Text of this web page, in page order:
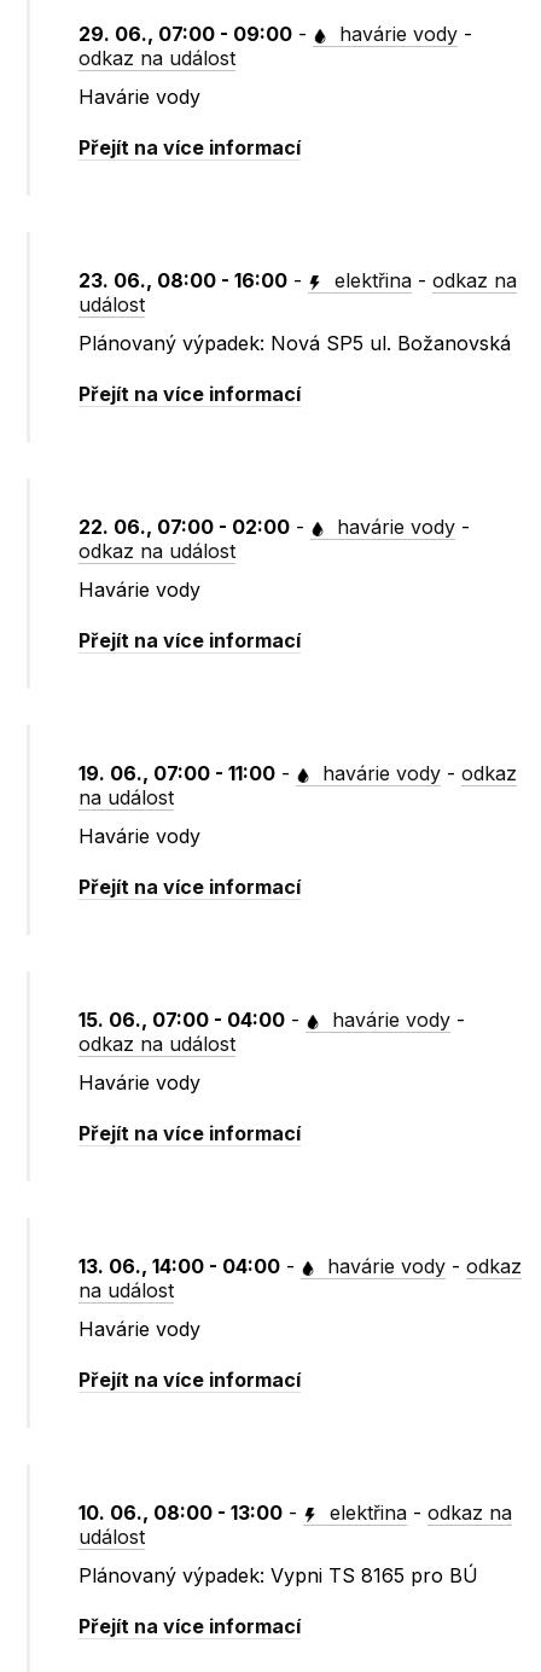
29. 06., 07:00 - 09:00 - havárie vody -
odkaz na událost
Havárie vody
Přejít na více informací
23. 06., 08:00 - 16:00 - elektřina -odkaz na
událost
Plánovaný výpadek: Nová SP5 ul. Božanovská
Přejít na více informací
22. 06., 07:00 - 02:00 - havárie vody -
odkaz na událost
Havárie vody
Přejít na více informací
19. 06., 07:00 - 11:00 - havárie vody -odkaz
na událost
Havárie vody
Přejít na více informací
15. 06., 07:00 - 04:00 - havárie vody -
odkaz na událost
Havárie vody
Přejít na více informací
13. 06., 14:00 - 04:00 - havárie vody -odkaz
na událost
Havárie vody
Přejít na více informací
10. 06., 08:00 - 13:00 - elektřina -odkaz na
událost
Plánovaný výpadek: Vypni TS 8165 pro BÚ
Přejít na více informací